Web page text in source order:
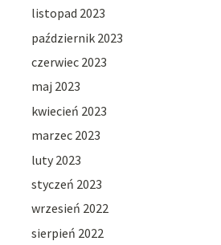
listopad 2023
październik 2023
czerwiec 2023
maj 2023
kwiecień 2023
marzec 2023
luty 2023
styczeń 2023
wrzesień 2022
sierpień 2022